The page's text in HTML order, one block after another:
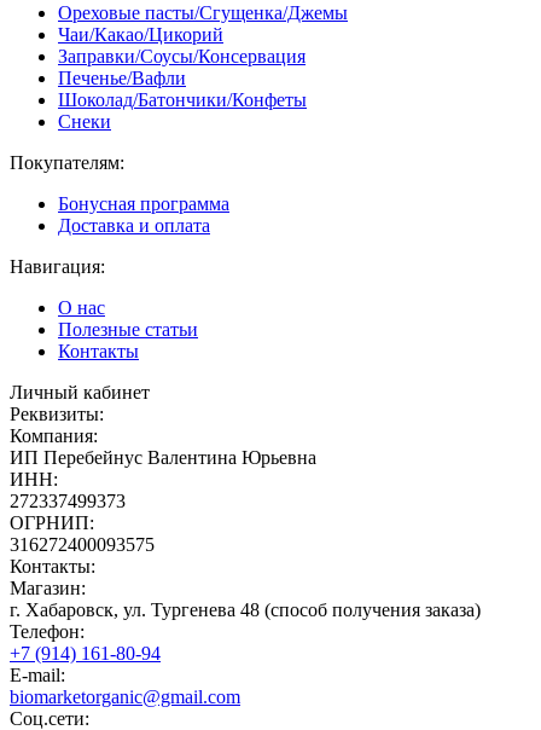
Ореховые пасты/Сгущенка/Джемы
Чаи/Какао/Цикорий
Заправки/Соусы/Консервация
Печенье/Вафли
Шоколад/Батончики/Конфеты
Снеки
Покупателям:
Бонусная программа
Доставка и оплата
Навигация:
О нас
Полезные статьи
Контакты
Личный кабинет
Реквизиты:
Компания:
ИП Перебейнус Валентина Юрьевна
ИНН:
272337499373
ОГРНИП:
316272400093575
Контакты:
Магазин:
г. Хабаровск, ул. Тургенева 48 (способ получения заказа)
Телефон:
+7 (914) 161-80-94
E-mail:
biomarketorganic@gmail.com
Соц.сети: